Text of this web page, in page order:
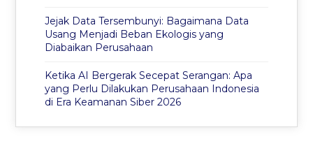
Jejak Data Tersembunyi: Bagaimana Data
Usang Menjadi Beban Ekologis yang
Diabaikan Perusahaan
Ketika AI Bergerak Secepat Serangan: Apa
yang Perlu Dilakukan Perusahaan Indonesia
di Era Keamanan Siber 2026